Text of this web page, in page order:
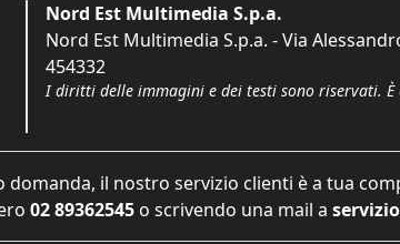
Nord Est Multimedia S.p.a.
Nord Est Multimedia S.p.a. - Via
454332
I diritti delle immagini e dei testi sono riservati.
domanda, il nostro servizio clienti è a tua
02 89362545 o scrivendo una mail a